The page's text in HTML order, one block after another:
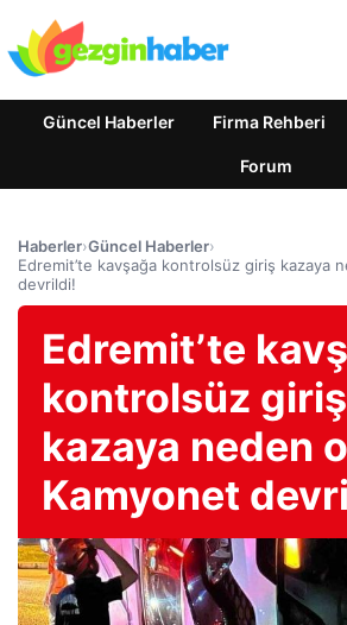
Güncel Haberler Firma Rehberi
Forum
Haberler›Güncel Haberler›
Edremit’te kavşağa kontrolsüz giriş kazaya
devrildi!
Edremit’te
kontrolsüz giriş
kazaya neden
Kamyonet